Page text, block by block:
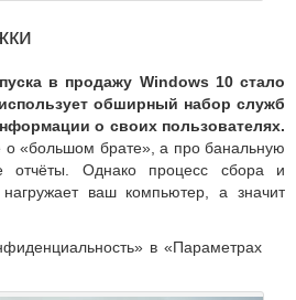
в продажу Windows 10 стало
обширный набор служб
о своих пользователях.
о «большом брате», а про банальную
отчёты. Однако процесс сбора и
ваш компьютер, а значит
в «Параметрах